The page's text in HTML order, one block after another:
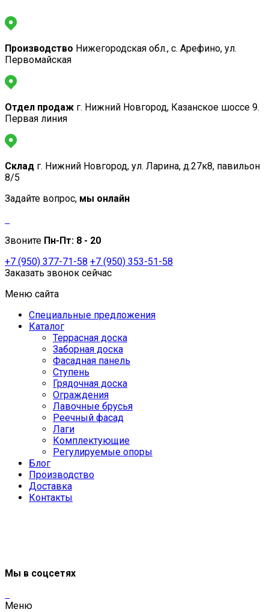
Производство Нижегородская обл., с. Арефино, ул.
Первомайская
Отдел продаж г. Нижний Новгород, Казанское шоссе 9.
Первая линия
Склад г. Нижний Новгород, ул. Ларина, д.27к8, павильон
8/5
Задайте вопрос, мы онлайн
Звоните Пн-Пт: 8 - 20
+7 (950) 377-71-58 +7 (950) 353-51-58
Заказать звонок сейчас
Меню сайта
Специальные предложения
Каталог
Террасная доска
Заборная доска
Фасадная панель
Ступень
Грядочная доска
Ограждения
Лавочные брусья
Реечный фасад
Лаги
Комплектующие
Регулируемые опоры
Блог
Производство
Доставка
Контакты
Мы в соцсетях
Меню